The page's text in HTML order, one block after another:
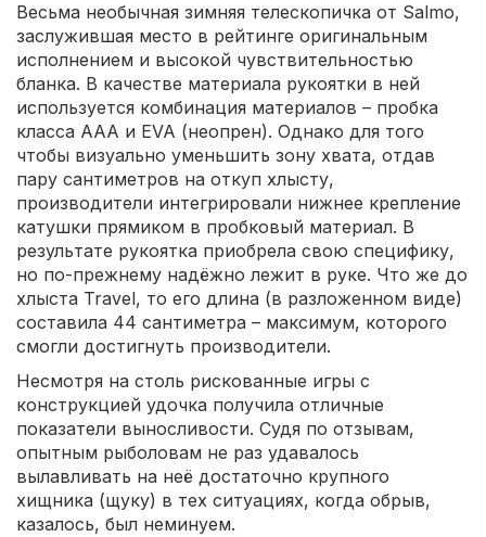
Весьма необычная зимняя телескопичка от Salmo,
заслужившая место в рейтинге оригинальным
исполнением и высокой чувствительностью
бланка. В качестве материала рукоятки в ней
используется комбинация материалов – пробка
класса AAA и EVA (неопрен). Однако для того
чтобы визуально уменьшить зону хвата, отдав
пару сантиметров на откуп хлысту,
производители интегрировали нижнее крепление
катушки прямиком в пробковый материал. В
результате рукоятка приобрела свою специфику,
но по-прежнему надёжно лежит в руке. Что же до
хлыста Travel, то его длина (в разложенном виде)
составила 44 сантиметра – максимум, которого
смогли достигнуть производители.
Несмотря на столь рискованные игры с
конструкцией удочка получила отличные
показатели выносливости. Судя по отзывам,
опытным рыболовам не раз удавалось
вылавливать на неё достаточно крупного
хищника (щуку) в тех ситуациях, когда обрыв,
казалось, был неминуем.